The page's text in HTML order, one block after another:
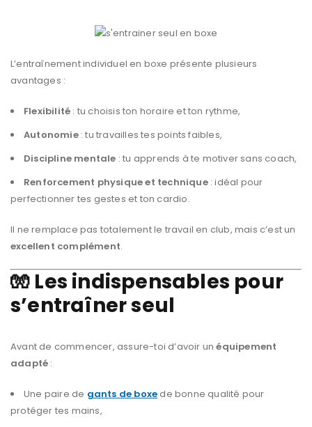
L’entraînement individuel en boxe présente plusieurs
avantages :
Flexibilité : tu choisis ton horaire et ton rythme,
Autonomie: tu travailles tes points faibles,
Discipline mentale : tu apprends à te motiver sans coach,
Renforcement physique et technique: idéal pour
perfectionner tes gestes et ton cardio.
Il ne remplace pas totalement le travail en club, mais c’est un
excellent complément.
🧤 Les indispensables pour
s’entraîner seul
Avant de commencer, assure-toi d’avoir unéquipement
adapté :
Une paire de gants de boxe de bonne qualité pour
protéger tes mains,